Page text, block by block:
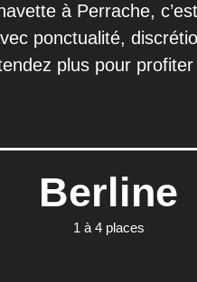
à Perrache,
ponctualité,
plus pour
Berline
1 à 4 places